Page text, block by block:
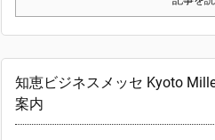
知恵ビジネスメッセ Kyoto
案内